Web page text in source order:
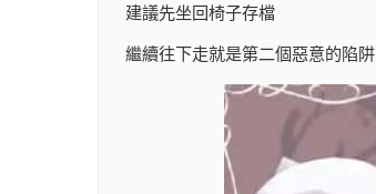
建議先坐回椅子存檔
繼續往下走就是第二個惡意的陷阱